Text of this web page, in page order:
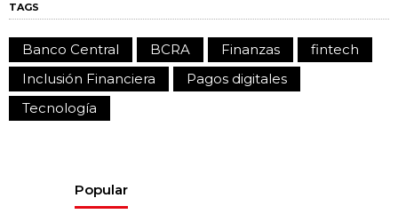
TAGS
Banco Central BCRA Finanzas
fintech
Inclusión Financiera
Pagos digitales
Tecnología
Popular